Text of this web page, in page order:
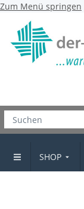
Zum Menü springen
SHOP